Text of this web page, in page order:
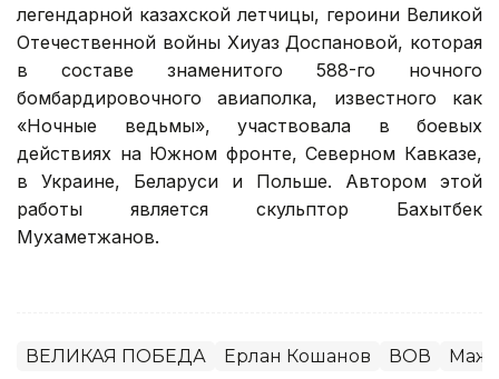
легендарной казахской летчицы, героини Великой
Отечественной войны Хиуаз Доспановой, которая
в составе знаменитого 588-го ночного
бомбардировочного авиаполка, известного как
«Ночные ведьмы», участвовала в боевых
действиях на Южном фронте, Северном Кавказе,
в Украине, Беларуси и Польше. Автором этой
работы является скульптор Бахытбек
Мухаметжанов.
ВЕЛИКАЯ ПОБЕДА Ерлан Кошанов ВОВ